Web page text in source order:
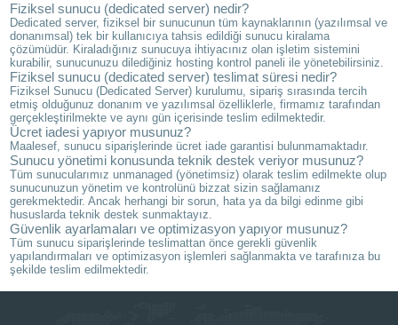
Fiziksel sunucu (dedicated server) nedir?
Dedicated server, fiziksel bir sunucunun tüm kaynaklarının (yazılımsal ve
donanımsal) tek bir kullanıcıya tahsis edildiği sunucu kiralama
çözümüdür. Kiraladığınız sunucuya ihtiyacınız olan işletim sistemini
kurabilir, sunucunuzu dilediğiniz hosting kontrol paneli ile yönetebilirsiniz.
Fiziksel sunucu (dedicated server) teslimat süresi nedir?
Fiziksel Sunucu (Dedicated Server) kurulumu, sipariş sırasında tercih
etmiş olduğunuz donanım ve yazılımsal özelliklerle, firmamız tarafından
gerçekleştirilmekte ve aynı gün içerisinde teslim edilmektedir.
Ücret iadesi yapıyor musunuz?
Maalesef, sunucu siparişlerinde ücret iade garantisi bulunmamaktadır.
Sunucu yönetimi konusunda teknik destek veriyor musunuz?
Tüm sunucularımız unmanaged (yönetimsiz) olarak teslim edilmekte olup
sunucunuzun yönetim ve kontrolünü bizzat sizin sağlamanız
gerekmektedir. Ancak herhangi bir sorun, hata ya da bilgi edinme gibi
hususlarda teknik destek sunmaktayız.
Güvenlik ayarlamaları ve optimizasyon yapıyor musunuz?
Tüm sunucu siparişlerinde teslimattan önce gerekli güvenlik
yapılandırmaları ve optimizasyon işlemleri sağlanmakta ve tarafınıza bu
şekilde teslim edilmektedir.